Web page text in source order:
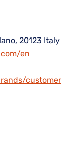
20123 Italy
en
customer